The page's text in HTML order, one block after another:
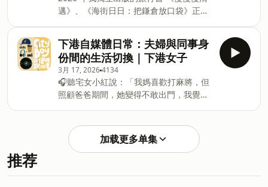
素。 someshiit 山姆在 2025 年拿下第
36 屆金曲獎「最佳新人獎」之後，生活開
始有了新的轉變，重新摸索
立出版的旅行書 《慢慢慢清邁》、《海街
日日：把鎌倉放口袋》正式發售
https://shop.fantimate.com/collections/dato
線上購買、全球出貨 ———————— \
旅男 dato 聽眾專屬，旅行折價券 / 01.日
本 BIC CAMERA 電器、藥妝最高享 17%
折扣折價券 高清下載這裡走
&nbsp;https://pse.is/8s5er9 02.KLOOK
訂單滿美金 50 元享
邁》、《海街日日：把鎌倉放口袋》正式
https://shop.fantimate.com/collections/dato
線上購買、全球出貨 ———————— \
旅男 dato 聽眾專屬，旅行折價券 / 01.日
本 BIC CAMERA 電器、藥妝最高享 17%
折扣折價券 高清下載這裡走
&nbsp;https://pse.is/8s5er9 02.KLOOK
訂單滿美金 50 元享 95 折折扣碼
「DATODATOKLOOK」 站內商品繁多使
用條件不一，結帳前套用看看，有折就當
賺到 ———————— 聽一本 CITY BOY
我們一起在日常生活裡添加更多迷人的元
下港自媒體日常：夫婦與同事身
份間的生活切換｜下港女子
3月 17, 20264134
🎧聽宅女小紅說：「我媽喜歡打麻將，但
照顧爸爸期間，她變得不敢出門，我覺得
&nbsp;&nbsp;照顧人生無法預期何時
來！「先來一杯 我們再聊」聆聽照顧者、
加载更多单集
推荐